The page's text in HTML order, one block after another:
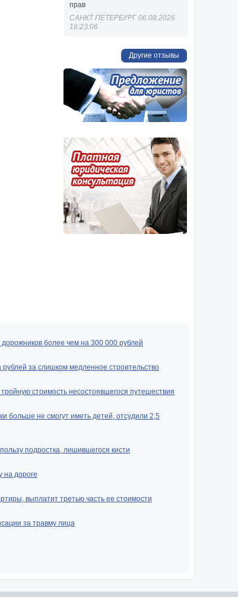
прав
САНКТ ПЕТЕРБУРГ 06.08.2026
16:23:06
Другие отзывы
более чем на 300 000 рублей
за слишком медленное строительство
стоимость несостоявшегося путешествия
больше не смогут иметь детей, отсудили 2,5
подростка, лишившегося кисти
на дороге
выплатит третью часть ее стоимости
за травму лица